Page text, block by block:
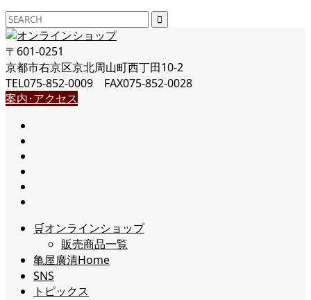
〒601-0251
京都市右京区京北周山町西丁田10-2
TEL075-852-0009 FAX075-852-0028
案内･アクセス
🛒オンラインショップ
販売商品一覧
亀屋廣清Home
SNS
トピックス